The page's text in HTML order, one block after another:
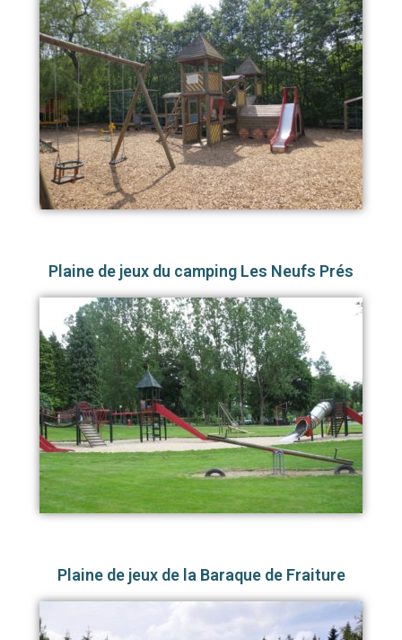
Plaine de jeux du camping Les Neufs Prés
Plaine de jeux de la Baraque de Fraiture